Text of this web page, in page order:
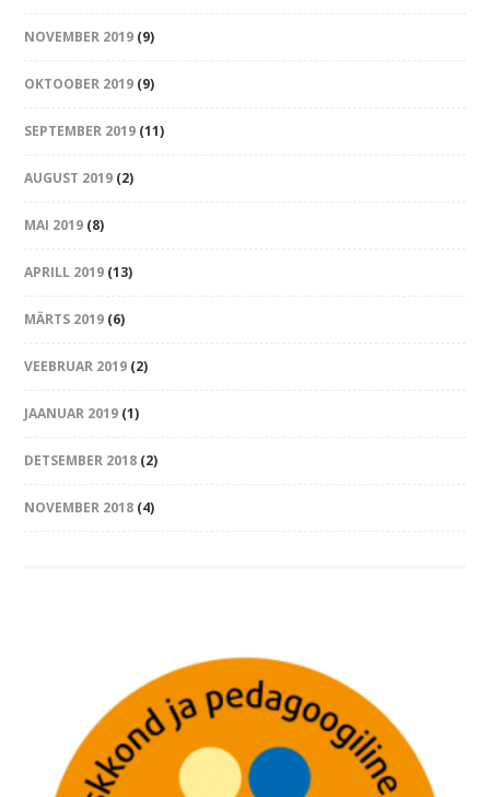
NOVEMBER 2019 (9)
OKTOOBER 2019 (9)
SEPTEMBER 2019 (11)
AUGUST 2019 (2)
MAI 2019 (8)
APRILL 2019 (13)
MÄRTS 2019 (6)
VEEBRUAR 2019 (2)
JAANUAR 2019 (1)
DETSEMBER 2018 (2)
NOVEMBER 2018 (4)